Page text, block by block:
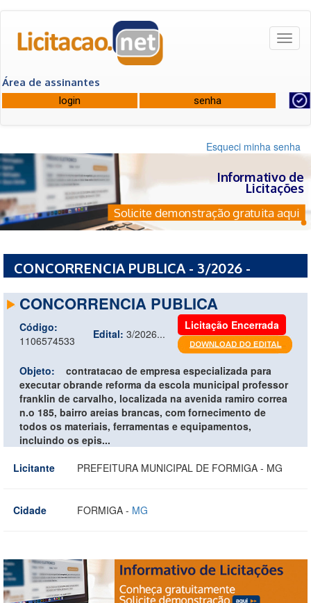
Área de assinantes
Esqueci minha senha
Informativo de
Licitações
Solicite demonstração gratuita aqui
CONCORRENCIA PUBLICA - 3/2026 -
CONCORRENCIA PUBLICA
Código:
1106574533
Edital: 3/2026...
Licitação Encerrada
Objeto:
contratacao de empresa especializada para
executar obrande reforma da escola municipal professor
franklin de carvalho, localizada na avenida ramiro correa
n.o 185, bairro areias brancas, com fornecimento de
todos os materiais, ferramentas e equipamentos,
incluindo os epis...
Licitante
PREFEITURA MUNICIPAL DE FORMIGA - MG
Cidade FORMIGA - MG